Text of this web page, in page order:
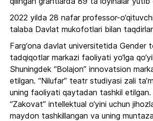
2022 yilda 28 nafar professor-
talaba Davlat mukofotlari bilan
Farg‘ona davlat universitetida Gender
tadqiqotlar markazi faoliyati yo‘lga
Shuningdek “Bolajon” innovatsion
etilgan. “Nilufar” teatr studiyasi zali
uning faoliyati qaytadan tashkil
“Zakovat” intellektual o‘yini uchun
maydon tashkillangan va uning